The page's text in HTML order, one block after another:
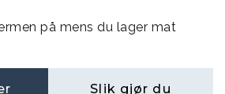
på mens du lager mat
Slik gjør du